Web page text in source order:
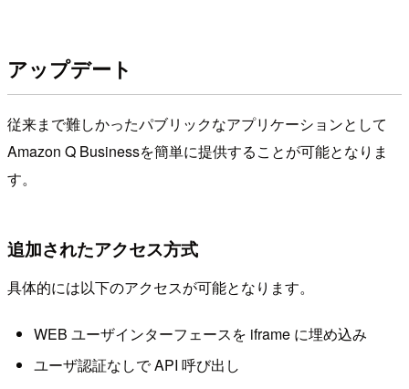
アップデート
従来まで難しかったパブリックなアプリケーションとして
Amazon Q Businessを簡単に提供することが可能となりま
す。
追加されたアクセス方式
具体的には以下のアクセスが可能となります。
WEB ユーザインターフェースを iframe に埋め込み
ユーザ認証なしで API 呼び出し